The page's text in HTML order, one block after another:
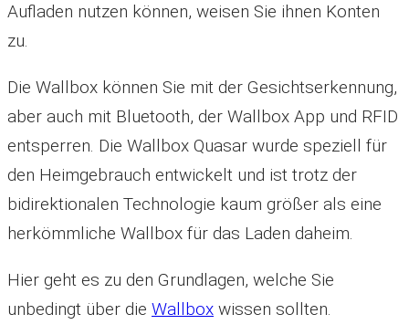
Aufladen nutzen können, weisen Sie ihnen Konten
zu.
Die Wallbox können Sie mit der Gesichtserkennung,
aber auch mit Bluetooth, der Wallbox App und RFID
entsperren. Die Wallbox Quasar wurde speziell für
den Heimgebrauch entwickelt und ist trotz der
bidirektionalen Technologie kaum größer als eine
herkömmliche Wallbox für das Laden daheim.
Hier geht es zu den Grundlagen, welche Sie
unbedingt über die Wallbox wissen sollten.